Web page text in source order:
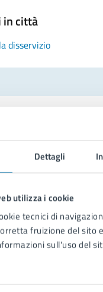
Dettagli
utilizza i cookie
tecnici di
fruizione del sito
sull'uso del
in città
disservizio
di Napoli